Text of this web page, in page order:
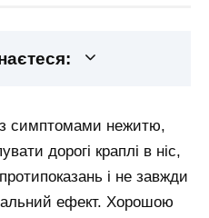
симптомами нежитю,
дорогі краплі в ніс,
і не завжди
ефект. Хорошою